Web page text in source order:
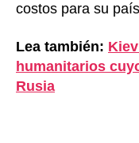
costos para su
Lea también:
humanitarios
Rusia